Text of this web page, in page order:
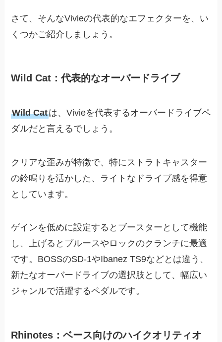
さて、そんなVivieの代表的なエフェクターを、い
くつかご紹介しましょう。
Wild Cat：代表的なオーバードライブ
Wild Catは、Vivieを代表するオーバードライブペ
ダルだと言えるでしょう。
クリアな歪みが特徴で、特にストラトキャスター
の鈴鳴りを活かした、ライトなドライブ感を得意
としています。
ゲインを低めに設定するとブースターとして機能
し、上げるとブルースやロックのクランチに最適
です。BOSSのSD-1やIbanez TS9などとは違う、
新たなオーバードライブの選択肢として、幅広い
ジャンルで活躍するペダルです。
Rhinotes：ベース向けのハイクオリティオ